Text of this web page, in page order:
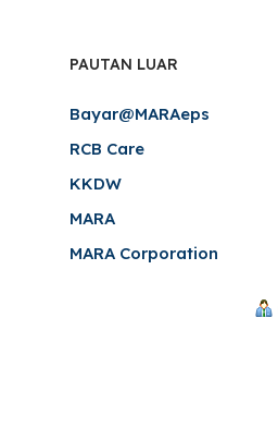
PAUTAN LUAR
Bayar@MARAeps
RCB Care
KKDW
MARA
MARA Corporation